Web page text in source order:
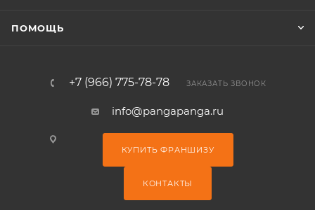
ПОМОЩЬ
+7 (966) 775-78-78 ЗАКАЗАТЬ ЗВОНОК
info@pangapanga.ru
КУПИТЬ ФРАНШИЗУ
КОНТАКТЫ